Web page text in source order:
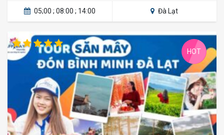
05;00 ; 08:00 ; 14:00 Đà Lạt
HOT